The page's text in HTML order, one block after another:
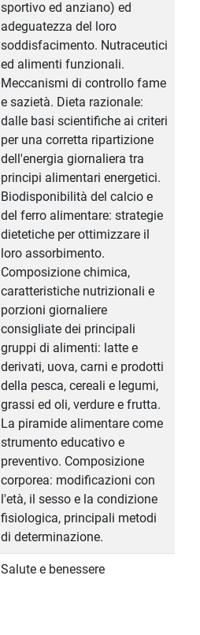
sportivo ed anziano) ed
adeguatezza del loro
soddisfacimento. Nutraceutici
ed alimenti funzionali.
Meccanismi di controllo fame
e sazietà. Dieta razionale:
dalle basi scientifiche ai criteri
per una corretta ripartizione
dell'energia giornaliera tra
principi alimentari energetici.
Biodisponibilità del calcio e
del ferro alimentare: strategie
dietetiche per ottimizzare il
loro assorbimento.
Composizione chimica,
caratteristiche nutrizionali e
porzioni giornaliere
consigliate dei principali
gruppi di alimenti: latte e
derivati, uova, carni e prodotti
della pesca, cereali e legumi,
grassi ed oli, verdure e frutta.
La piramide alimentare come
strumento educativo e
preventivo. Composizione
corporea: modificazioni con
l'età, il sesso e la condizione
fisiologica, principali metodi
di determinazione.
Salute e benessere